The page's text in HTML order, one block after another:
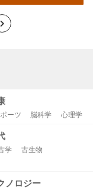
>
ーツ 脳科学 心理学
学 古生物
ノロジー